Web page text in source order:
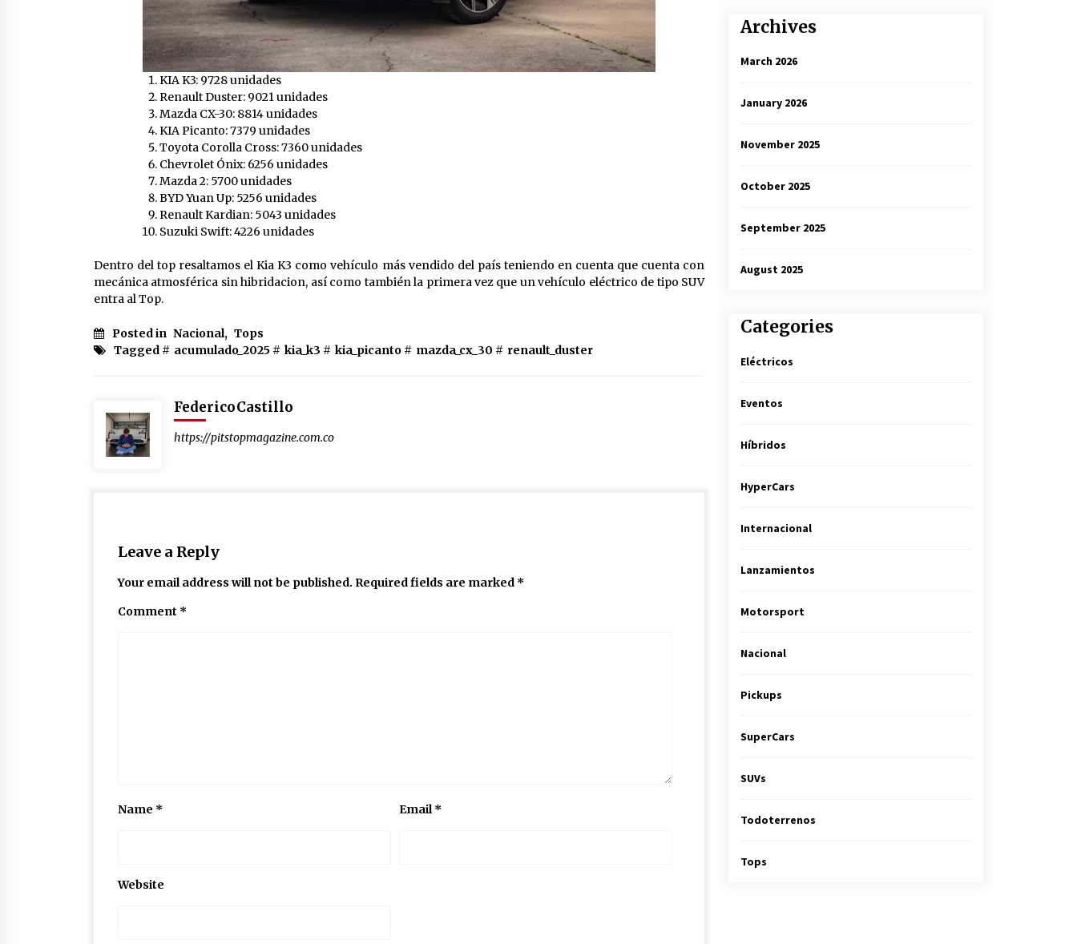
KIA K3: 9728 unidades
Renault Duster: 9021 unidades
Mazda CX-30: 8814 unidades
KIA Picanto: 7379 unidades
Toyota Corolla Cross: 7360 unidades
Chevrolet Ónix: 6256 unidades
Mazda 2: 5700 unidades
BYD Yuan Up: 5256 unidades
Renault Kardian: 5043 unidades
Suzuki Swift: 4226 unidades
Dentro del top resaltamos el Kia K3 como vehículo más vendido del país teniendo en cuenta que cuenta con
mecánica atmosférica sin hibridacion, así como también la primera vez que un vehículo eléctrico de tipo SUV
entra al Top.
Posted in Nacional, Tops
Tagged # acumulado_2025 # kia_k3 # kia_picanto # mazda_cx_30 # renault_duster
FedericoCastillo
https://pitstopmagazine.com.co
Leave a Reply
Your email address will not be published. Required fields are marked *
Comment *
Name * Email*
Website
Archives
March 2026
January 2026
November 2025
October 2025
September 2025
August 2025
Categories
Eléctricos
Eventos
Híbridos
HyperCars
Internacional
Lanzamientos
Motorsport
Nacional
Pickups
SuperCars
SUVs
Todoterrenos
Tops